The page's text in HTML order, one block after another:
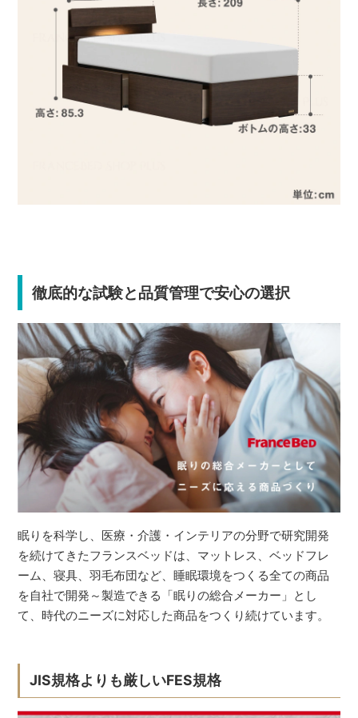
徹底的な試験と品質管理で安心の選択
眠りを科学し、医療・介護・インテリアの分野で研究開発
を続けてきたフランスベッドは、マットレス、ベッドフレ
ーム、寝具、羽毛布団など、睡眠環境をつくる全ての商品
を自社で開発～製造できる「眠りの総合メーカー」とし
て、時代のニーズに対応した商品をつくり続けています。
JIS規格よりも厳しいFES規格